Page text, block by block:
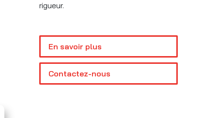
rigueur.
En savoir plus
Contactez-nous